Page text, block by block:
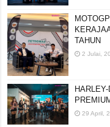
TAHUN
2 Julai,
29 April,